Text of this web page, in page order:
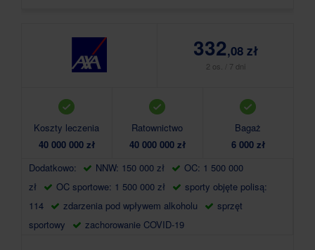
Koszty leczenia
40 000 000 zł
Ratownictwo
40 000 000 zł
Bagaż
6 000 zł
Dodatkowo:
NNW: 150 000 zł
OC: 1 500 000
zł
OC sportowe: 1 500 000 zł
sporty objęte polisą:
114
zdarzenia pod wpływem alkoholu
sprzęt
sportowy
zachorowanie COVID-19
332,08 zł
2 os. / 7 dni